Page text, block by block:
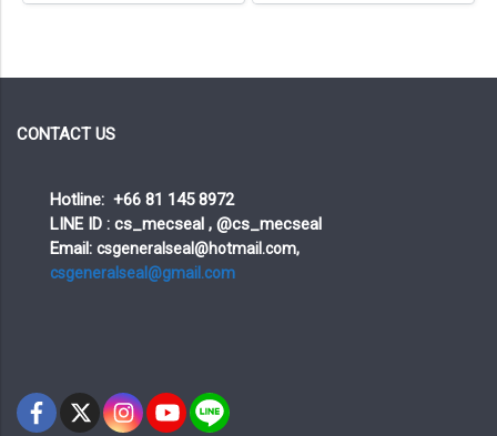
CONTACT US
Hotline: +66 81 145 8972
LINE ID : cs_mecseal , @cs_mecseal
Email: csgeneralseal@hotmail.com,
csgeneralseal@gmail.com